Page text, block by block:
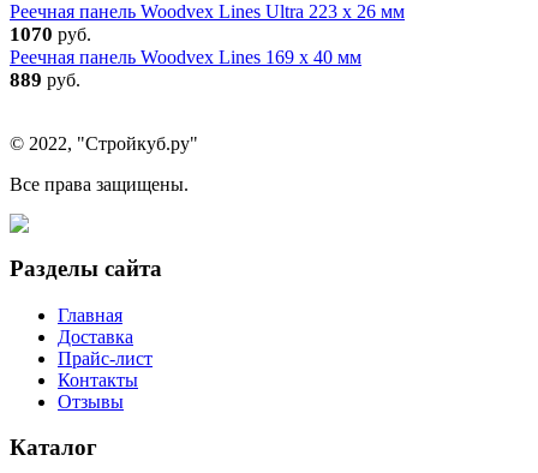
Реечная панель Woodvex Lines Ultra 223 x 26 мм
1070 руб.
Реечная панель Woodvex Lines 169 x 40 мм
889 руб.
© 2022, "Стройкуб.ру"
Все права защищены.
Разделы сайта
Главная
Доставка
Прайс-лист
Контакты
Отзывы
Каталог